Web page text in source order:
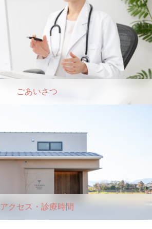
ごあいさつ
アクセス・診療時間